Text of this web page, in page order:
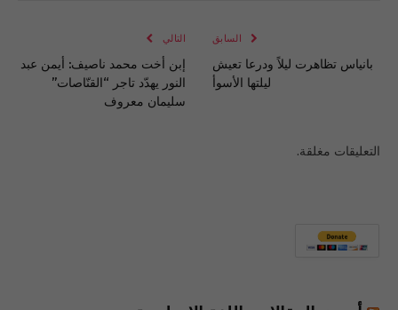
السابق
‎ بانياس تظاهرت ليلاً ودرعا تعيش
ليلتها الأسوأ
التالي
‎إبن أخت محمد ناصيف‫:‬ أيمن عبد
النور يهدّد تاجر “القنّاصات”
سليمان معروف
التعليقات مغلقة.